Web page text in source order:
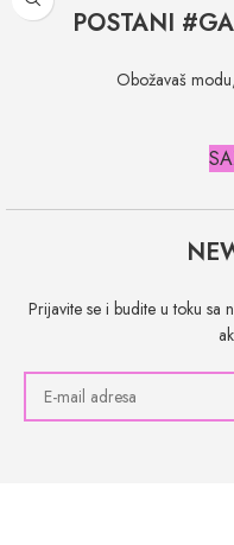
POSTANI
Obožavaš
Prijavite se i budite u toku sa